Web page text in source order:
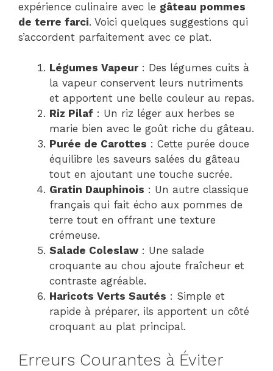
expérience culinaire avec le gâteau pommes
de terre farci. Voici quelques suggestions qui
s’accordent parfaitement avec ce plat.
Légumes Vapeur: Des légumes cuits à
la vapeur conservent leurs nutriments
et apportent une belle couleur au repas.
Riz Pilaf : Un riz léger aux herbes se
marie bien avec le goût riche du gâteau.
Purée de Carottes : Cette purée douce
équilibre les saveurs salées du gâteau
tout en ajoutant une touche sucrée.
Gratin Dauphinois : Un autre classique
français qui fait écho aux pommes de
terre tout en offrant une texture
crémeuse.
Salade Coleslaw : Une salade
croquante au chou ajoute fraîcheur et
contraste agréable.
Haricots Verts Sautés : Simple et
rapide à préparer, ils apportent un côté
croquant au plat principal.
Erreurs Courantes à Éviter